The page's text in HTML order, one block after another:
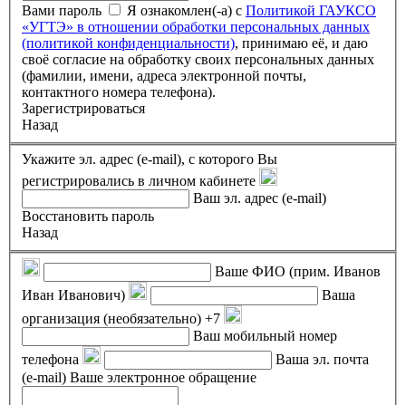
Вами пароль
Я ознакомлен(-а) с Политикой ГАУКСО
«УГТЭ» в отношении обработки персональных данных
(политикой конфиденциальности), принимаю её, и даю
своё согласие на обработку своих персональных данных
(фамилии, имени, адреса электронной почты,
контактного номера телефона).
Зарегистрироваться
Назад
Укажите эл. адрес (e-mail), с которого Вы
регистрировались в личном кабинете
Ваш эл. адрес (e-mail)
Восстановить пароль
Назад
Ваше ФИО (прим. Иванов
Иван Иванович)
Ваша
организация (необязательно) +7
Ваш мобильный номер
телефона
Ваша эл. почта
(e-mail) Ваше электронное обращение